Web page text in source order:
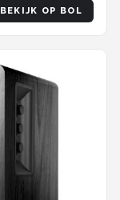
BEKIJK OP BOL